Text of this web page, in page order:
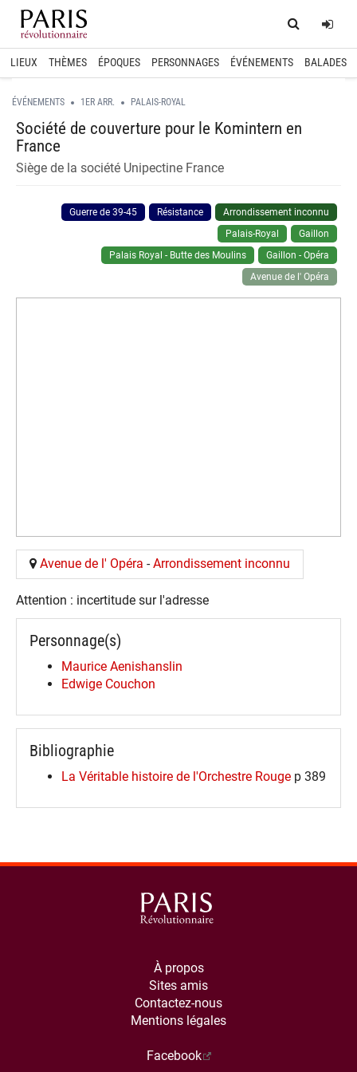
Home
LIEUX THÈMES ÉPOQUES PERSONNAGES ÉVÉNEMENTS BALADES
ÉVÉNEMENTS 1ER ARR. PALAIS-ROYAL
Société de couverture pour le Komintern en
France
Siège de la société Unipectine France
Guerre de 39-45 Résistance
Arrondissement inconnu
Palais-Royal
Gaillon
Palais Royal - Butte des Moulins
Gaillon - Opéra
Avenue de l' Opéra
Avenue de l' Opéra -Arrondissement inconnu
Attention : incertitude sur l'adresse
Personnage(s)
Maurice Aenishanslin
Edwige Couchon
Bibliographie
La Véritable histoire de l'Orchestre Rouge p 389
À propos
Sites amis
Contactez-nous
Mentions légales
Facebook